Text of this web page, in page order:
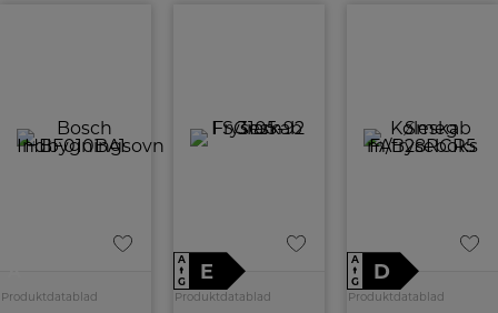
Produktdatablad
A
↑
G
E
Produktdatablad
A
↑
G
D
Produktdatablad